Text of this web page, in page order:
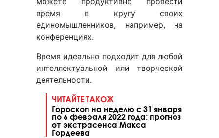
время в кругу своих
единомышленников, например, на
конференциях.
Время идеально подходит для любой
интеллектуальной или творческой
деятельности.
ЧИТАЙТЕ ТАКОЖ
Гороскоп на неделю с 31 января
по 6 февраля 2022 года: прогноз
от экстрасенса Макса
Гордеева